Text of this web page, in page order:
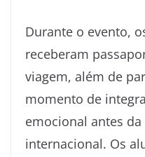
Durante o evento,
receberam
viagem, além de
momento de
emocional antes
internacional. Os